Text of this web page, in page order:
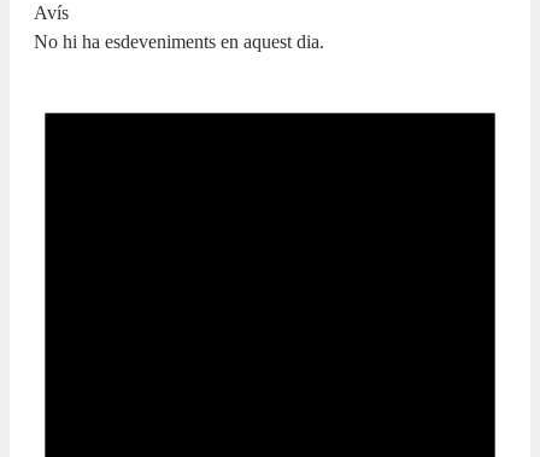
Avís
No hi ha esdeveniments en aquest dia.